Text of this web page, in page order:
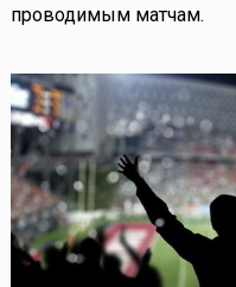
проводимым матчам.